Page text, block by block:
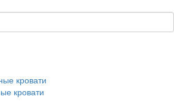
кровати
кровати